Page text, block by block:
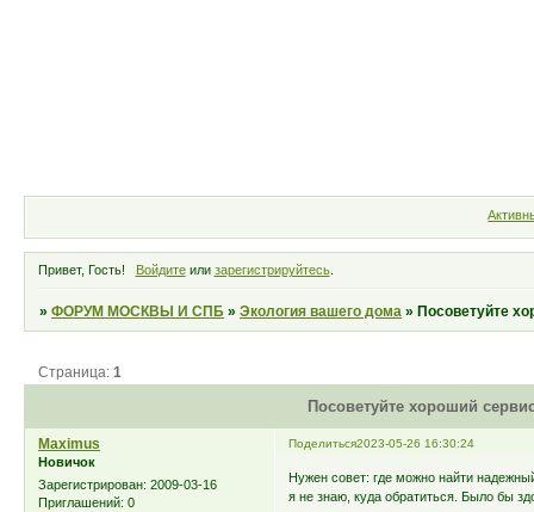
Привет, Гость! Войдитеили зарегистрируйтесь.
»ФОРУМ МОСКВЫ И СПБ »Экология вашего дома »Посоветуйте
Посоветуйте хороший
Страница:1
Поделиться2023-05-26 16:30:24
Maximus
Новичок
Зарегистрирован: 2009-03-16
Приглашений: 0
Нужен совет: где можно найти
я не знаю, куда обратиться. Было бы